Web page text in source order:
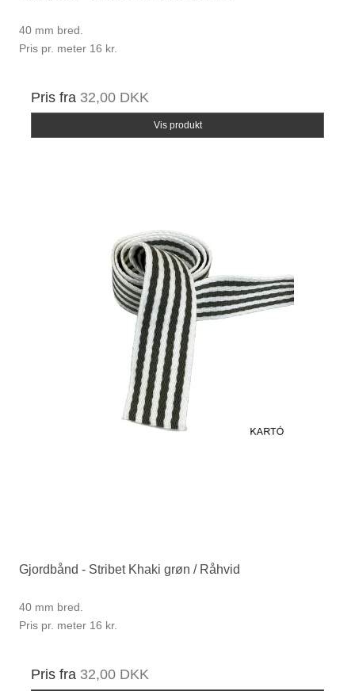
40 mm bred.
Pris pr. meter 16 kr.
Pris fra 32,00 DKK
Vis produkt
Gjordbånd - Stribet Khaki grøn / Råhvid
40 mm bred.
Pris pr. meter 16 kr.
Pris fra 32,00 DKK